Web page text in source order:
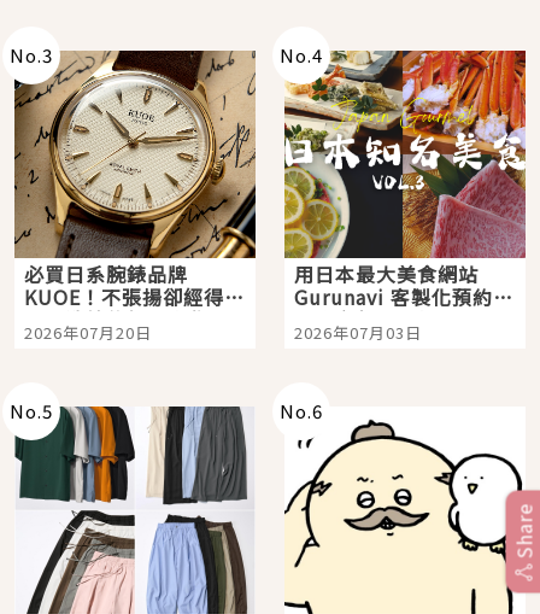
No.3
必買日系腕錶品牌
KUOE！不張揚卻經得起
時間洗鍊的經典之作五
選
2026年07月20日
No.4
用日本最大美食網站
Gurunavi 客製化預約九
大都市餐廳，打造專屬
美食體驗！
2026年07月03日
No.5 No.6
Share